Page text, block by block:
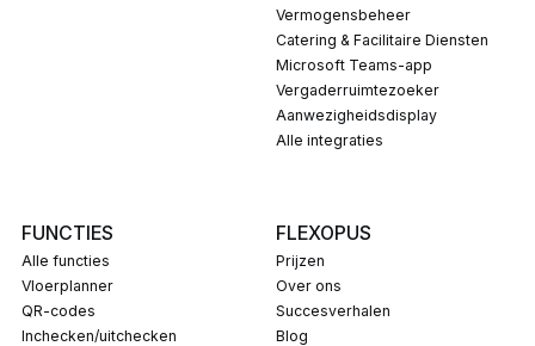
Vermogensbeheer
Catering & Facilitaire Diensten
Microsoft Teams-app
Vergaderruimtezoeker
Aanwezigheidsdisplay
Alle integraties
FUNCTIES
Alle functies
Vloerplanner
QR-codes
Inchecken/uitchecken
FLEXOPUS
Prijzen
Over ons
Succesverhalen
Blog